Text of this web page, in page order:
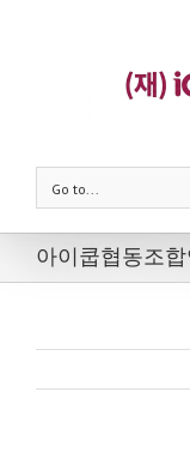
Go to...
아이쿱협동조